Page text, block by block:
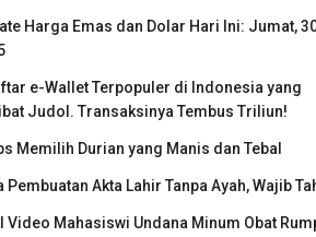
Harga Emas dan Dolar Hari Ini: Jumat,
e-Wallet Terpopuler di Indonesia yang
Judol. Transaksinya Tembus Triliun!
Memilih Durian yang Manis dan Tebal
Pembuatan Akta Lahir Tanpa Ayah, Wajib
Video Mahasiswi Undana Minum Obat